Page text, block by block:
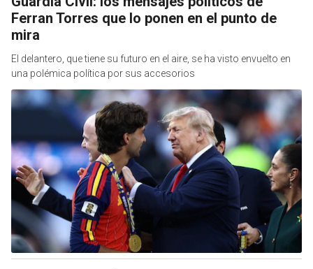
Ferran Torres que lo ponen en el punto de
mira
El delantero, que tiene su futuro en el aire, se ha visto envuelto en
una polémica política por sus accesorios